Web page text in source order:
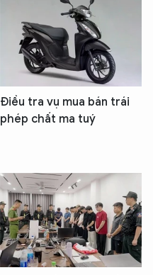
Điều tra vụ mua bán trái
phép chất ma tuý